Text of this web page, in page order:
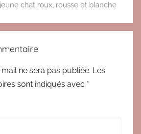
jeune chat roux, rousse et blanche
ne sera pas publiée. Les
sont indiqués avec *